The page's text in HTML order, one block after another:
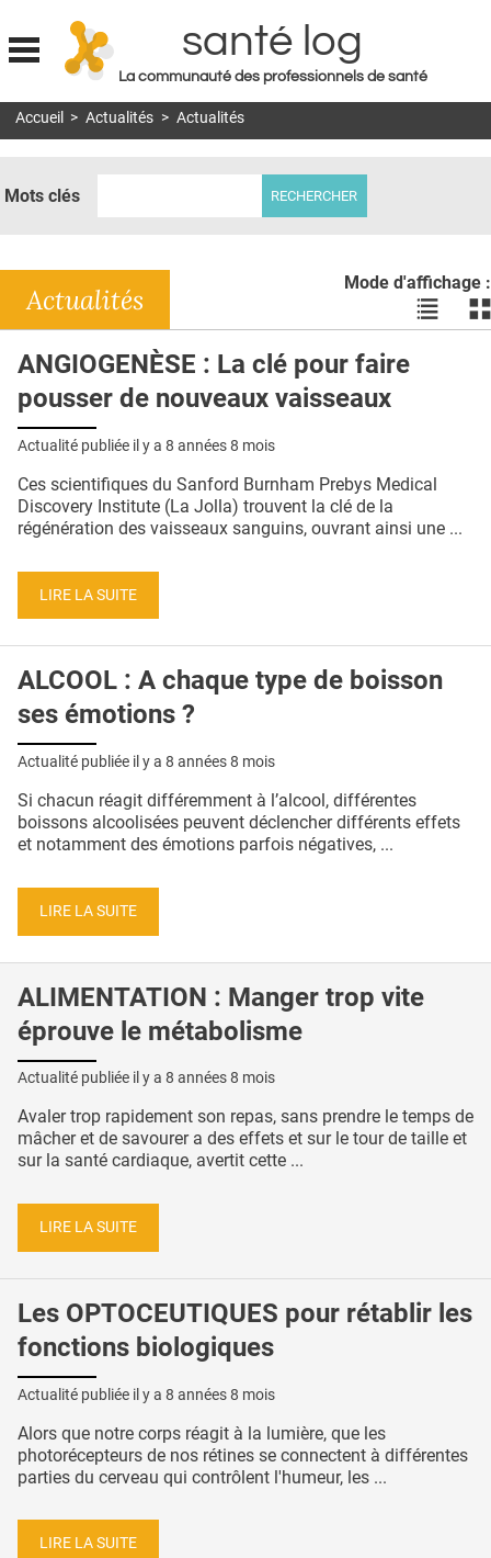
Jump to navigation
santé log
La communauté des professionnels de santé
MON COMPTE
DOSSIERS
RÉSEAUX
E-REVUE SAD
THÉMA
QUI SOMMES-NOUS ?
CONDITIONS GÉNÉRALES
CRÉDITS
Accueil > Actualités > Actualités
Mots clés
Mode d'affichage :
Voir
les
les
Actualités
ANGIOGENÈSE : La clé pour faire
pousser de nouveaux vaisseaux
Actualité publiée il y a 8 années 8 mois
Ces scientifiques du Sanford Burnham Prebys Medical
Discovery Institute (La Jolla) trouvent la clé de la
régénération des vaisseaux sanguins, ouvrant ainsi une ...
LIRE LA SUITE
ALCOOL : A chaque type de boisson
ses émotions ?
Actualité publiée il y a 8 années 8 mois
Si chacun réagit différemment à l’alcool, différentes
boissons alcoolisées peuvent déclencher différents effets
et notamment des émotions parfois négatives, ...
LIRE LA SUITE
ALIMENTATION : Manger trop vite
éprouve le métabolisme
Actualité publiée il y a 8 années 8 mois
Avaler trop rapidement son repas, sans prendre le temps de
mâcher et de savourer a des effets et sur le tour de taille et
sur la santé cardiaque, avertit cette ...
LIRE LA SUITE
Les OPTOCEUTIQUES pour rétablir les
fonctions biologiques
Actualité publiée il y a 8 années 8 mois
Alors que notre corps réagit à la lumière, que les
photorécepteurs de nos rétines se connectent à différentes
parties du cerveau qui contrôlent l'humeur, les ...
LIRE LA SUITE